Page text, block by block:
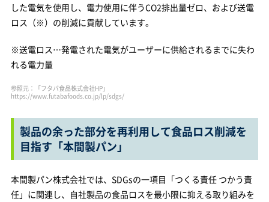
した電気を使用し、電力使用に伴うCO2排出量ゼロ、および送電
ロス（※）の削減に貢献しています。
※送電ロス…発電された電気がユーザーに供給されるまでに失わ
れる電力量
参照元：「フタバ食品株式会社HP」
https://www.futabafoods.co.jp/lp/sdgs/
製品の余った部分を再利用して食品ロス削減を
目指す「本間製パン」
本間製パン株式会社では、SDGsの一項目「つくる責任 つかう責
任」に関連し、自社製品の食品ロスを最小限に抑える取り組みを